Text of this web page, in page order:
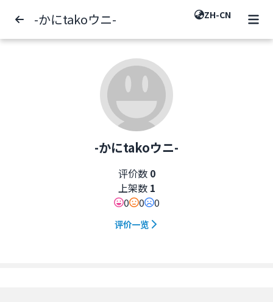
-かにtakoウニ- ZH-CN
-かにtakoウニ-
评价数 0
上架数 1
0
0 0
评价一览